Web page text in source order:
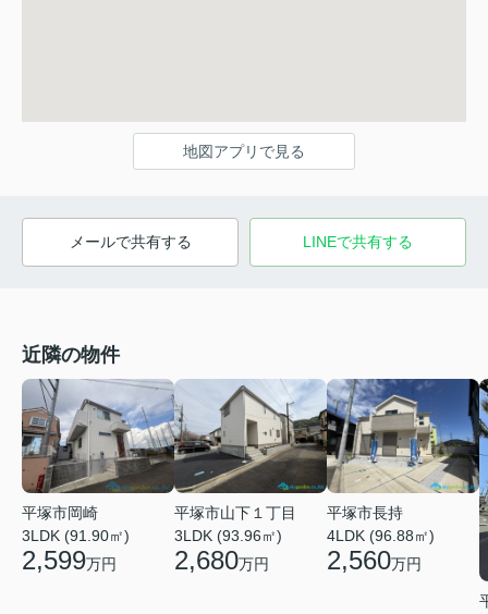
地図アプリで見る
メールで共有する LINEで共有する
近隣の物件
平塚市岡崎
3LDK (91.90㎡)
2,599万円
平塚市山下１丁目
3LDK (93.96㎡)
2,680万円
平塚市長持
4LDK (96.88㎡)
2,560万円